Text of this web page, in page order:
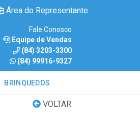
Área do Representante
Fale Conosco
Equipe de Vendas
(84) 3203-3300
(84) 99916-9327
BRINQUEDOS
VOLTAR